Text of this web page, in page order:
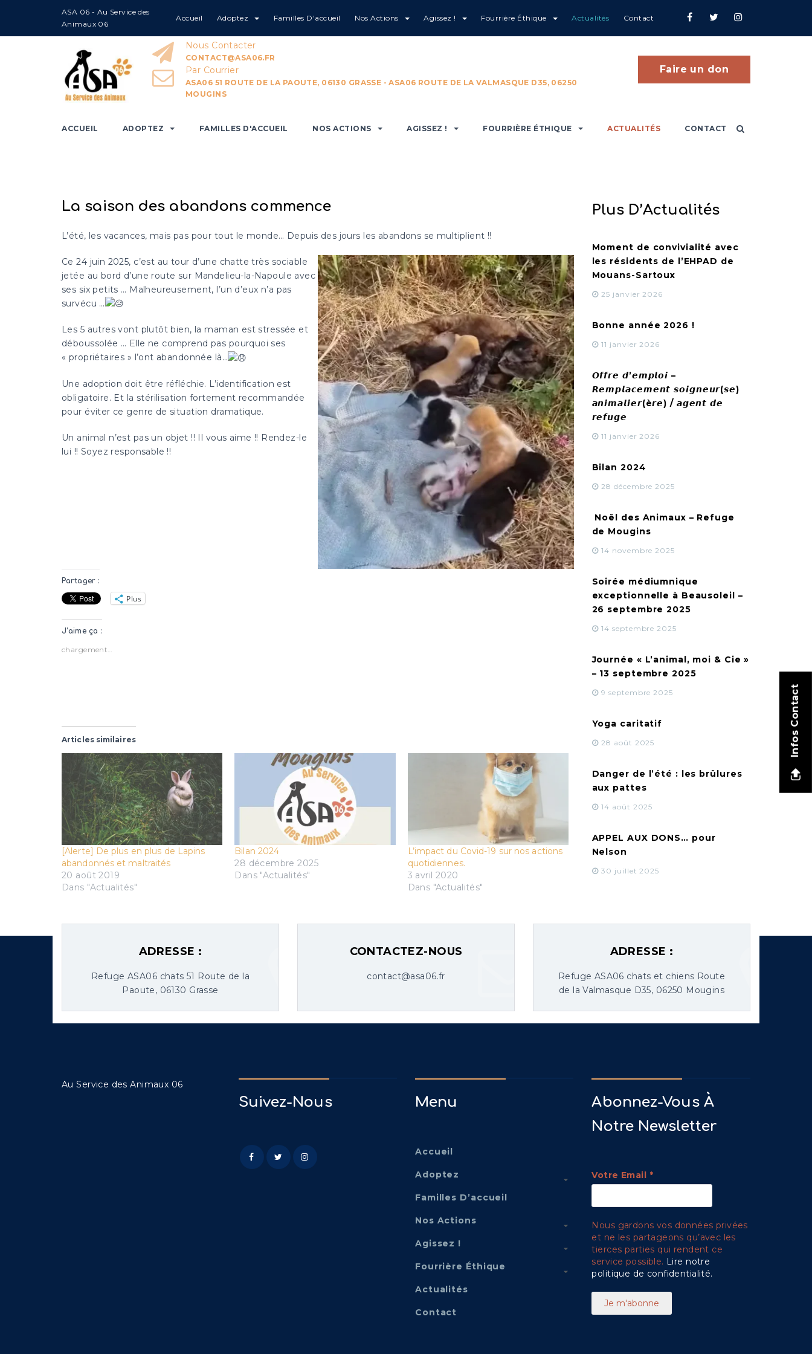
ASA 06 - Au Service des
Animaux 06
Accueil Adoptez Familles D'accueil Nos Actions Agissez ! Fourrière Éthique Actualités Contact
Nous Contacter
CONTACT@ASA06.FR
Par Courrier
ASA06 51 ROUTE DE LA PAOUTE, 06130 GRASSE - ASA06 ROUTE DE LA VALMASQUE D35, 06250
MOUGINS
Faire un don
ACCUEIL ADOPTEZ FAMILLES D'ACCUEIL NOS ACTIONS AGISSEZ ! FOURRIÈRE ÉTHIQUE ACTUALITÉS CONTACT
Home La saison des abandons commence
La saison des abandons commence
L’été, les vacances, mais pas pour tout le monde… Depuis des jours les abandons se multiplient !!
Ce 24 juin 2025, c’est au tour d’une chatte très sociable
jetée au bord d’une route sur Mandelieu-la-Napoule avec
ses six petits … Malheureusement, l’un d’eux n’a pas
survécu …
Les 5 autres vont plutôt bien, la maman est stressée et
déboussolée … Elle ne comprend pas pourquoi ses
« propriétaires » l’ont abandonnée là…
Une adoption doit être réfléchie. L’identification est
obligatoire. Et la stérilisation fortement recommandée
pour éviter ce genre de situation dramatique.
Un animal n’est pas un objet !! Il vous aime !! Rendez-le
lui !! Soyez responsable !!
Partager :
Plus
J’aime ça :
chargement…
Articles similaires
[Alerte] De plus en plus de Lapins
abandonnés et maltraités
20 août 2019
Dans "Actualités"
Bilan 2024
28 décembre 2025
Dans "Actualités"
L’impact du Covid-19 sur nos actions
quotidiennes.
3 avril 2020
Dans "Actualités"
Plus D’Actualités
Moment de convivialité avec
les résidents de l’EHPAD de
Mouans-Sartoux
25 janvier 2026
Bonne année 2026 !
11 janvier 2026
𝙊𝙛𝙛𝙧𝙚 𝙙’𝙚𝙢𝙥𝙡𝙤𝙞 –
𝙍𝙚𝙢𝙥𝙡𝙖𝙘𝙚𝙢𝙚𝙣𝙩 𝙨𝙤𝙞𝙜𝙣𝙚𝙪𝙧(𝙨𝙚)
𝙖𝙣𝙞𝙢𝙖𝙡𝙞𝙚𝙧(è𝙧𝙚) / 𝙖𝙜𝙚𝙣𝙩 𝙙𝙚
𝙧𝙚𝙛𝙪𝙜𝙚
11 janvier 2026
Bilan 2024
28 décembre 2025
Noël des Animaux – Refuge
de Mougins
14 novembre 2025
Soirée médiumnique
exceptionnelle à Beausoleil –
26 septembre 2025
14 septembre 2025
Journée « L’animal, moi & Cie »
– 13 septembre 2025
9 septembre 2025
Yoga caritatif
28 août 2025
Danger de l’été : les brûlures
aux pattes
14 août 2025
APPEL AUX DONS… pour
Nelson
30 juillet 2025
ADRESSE :
Refuge ASA06 chats 51 Route de la
Paoute, 06130 Grasse
CONTACTEZ-NOUS
contact@asa06.fr
ADRESSE :
Refuge ASA06 chats et chiens Route
de la Valmasque D35, 06250 Mougins
Suivez-Nous Menu
Accueil
Adoptez
Familles D’accueil
Nos Actions
Agissez !
Fourrière Éthique
Actualités
Contact
Abonnez-Vous À
Notre Newsletter
Votre Email *
Nous gardons vos données privées
et ne les partageons qu’avec les
tierces parties qui rendent ce
service possible. Lire notre
politique de confidentialité.
Au Service des Animaux 06
Infos Contact